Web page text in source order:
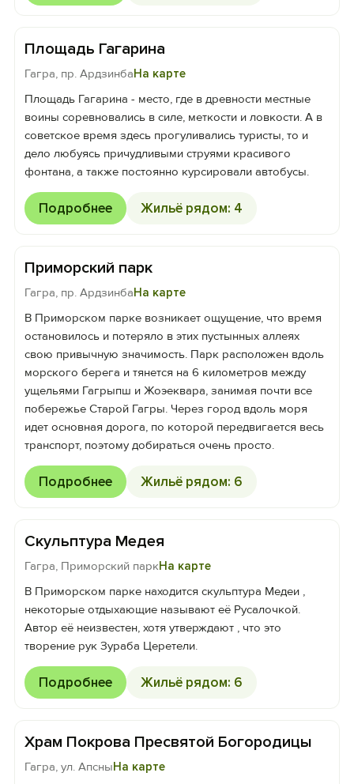
Площадь Гагарина
Гагра, пр. АрдзинбаНа карте
Площадь Гагарина - место, где в древности местные
воины соревновались в силе, меткости и ловкости. А в
советское время здесь прогуливались туристы, то и
дело любуясь причудливыми струями красивого
фонтана, а также постоянно курсировали автобусы.
Подробнее Жильё рядом: 4
Приморский парк
Гагра, пр. АрдзинбаНа карте
В Приморском парке возникает ощущение, что время
остановилось и потеряло в этих пустынных аллеях
свою привычную значимость. Парк расположен вдоль
морского берега и тянется на 6 километров между
ущельями Гагрыпш и Жоэеквара, занимая почти все
побережье Старой Гагры. Через город вдоль моря
идет основная дорога, по которой передвигается весь
транспорт, поэтому добираться очень просто.
Подробнее Жильё рядом: 6
Скульптура Медея
Гагра, Приморский паркНа карте
В Приморском парке находится скульптура Медеи ,
некоторые отдыхающие называют её Русалочкой.
Автор её неизвестен, хотя утверждают , что это
творение рук Зураба Церетели.
Подробнее Жильё рядом: 6
Храм Покрова Пресвятой Богородицы
Гагра, ул. АпсныНа карте